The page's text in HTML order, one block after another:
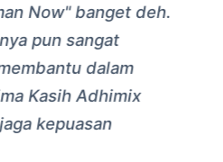
Now" banget deh.
pun sangat
dalam
Kasih Adhimix
kepuasan